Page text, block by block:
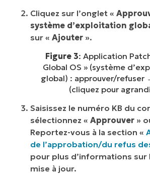
Cliquez sur l’onglet «
système d’exploitation
sur « Ajouter ».
Figure 3: Application
Global OS » (système
global) : approuver/refuser
(cliquez pour
Saisissez le numéro KB du
sélectionnez « Approuver »
Reportez-vous à la section «
de l’approbation/du refus
pour plus d’informations sur
mise à jour.